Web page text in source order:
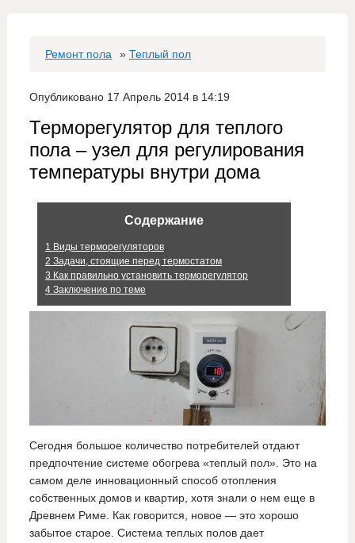
Ремонт пола » Теплый пол
Опубликовано 17 Апрель 2014 в 14:19
Терморегулятор для теплого
пола – узел для регулирования
температуры внутри дома
Содержание
1 Виды терморегуляторов
2 Задачи, стоящие перед термостатом
3 Как правильно установить терморегулятор
4Заключение по теме
Сегодня большое количество потребителей отдают
предпочтение системе обогрева «теплый пол». Это на
самом деле инновационный способ отопления
собственных домов и квартир, хотя знали о нем еще в
Древнем Риме. Как говорится, новое — это хорошо
забытое старое. Система теплых полов дает